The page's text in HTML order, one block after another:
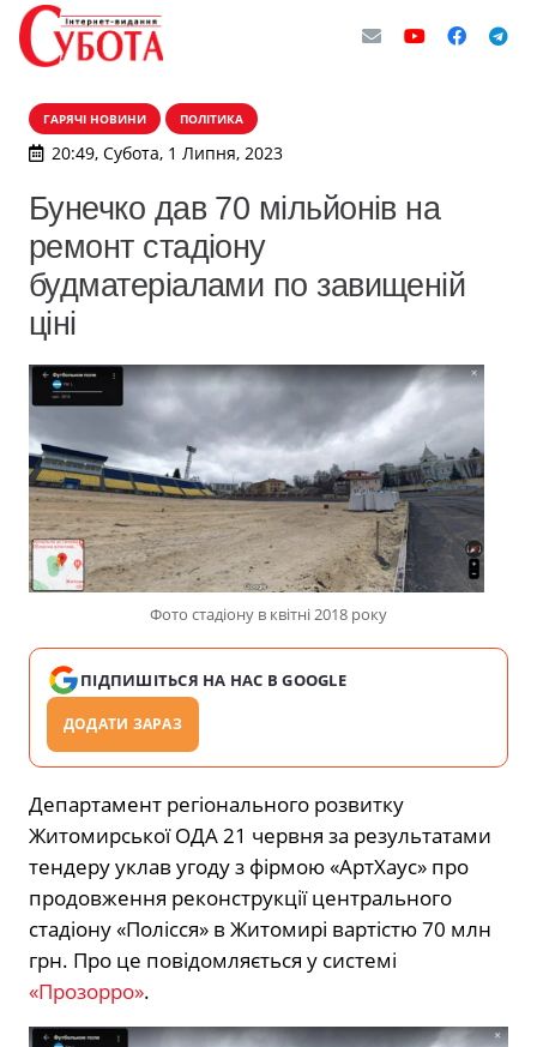
ГАРЯЧІ НОВИНИ ПОЛІТИКА
20:49, Субота, 1 Липня, 2023
Бунечко дав 70 мільйонів на
ремонт стадіону
будматеріалами по завищеній
ціні
Фото стадіону в квітні 2018 року
ПІДПИШІТЬСЯ НА НАС В GOOGLE
ДОДАТИ ЗАРАЗ
Департамент регіонального розвитку
Житомирської ОДА 21 червня за результатами
тендеру уклав угоду з фірмою «АртХаус» про
продовження реконструкції центрального
стадіону «Полісся» в Житомирі вартістю 70 млн
грн. Про це повідомляється у системі
«Прозорро».